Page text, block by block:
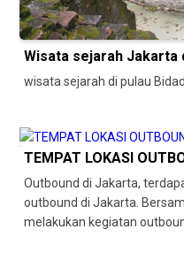
Wisata sejarah Jakarta
wisata sejarah di pulau
TEMPAT LOKASI
Outbound di Jakarta,
outbound di Jakarta.
melakukan kegiatan